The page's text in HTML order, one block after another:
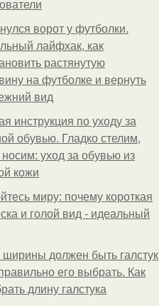
ворот у футболки.
лайфхак, как
растянутую
на футболке и вернуть
вид
инструкция по уходу за
обувью. Гладко стелим,
носим: уход за обувью из
кожи
миру: почему короткая
и голой вид - идеальный
ширины должен быть галстук
его выбрать. Как
длину галстука